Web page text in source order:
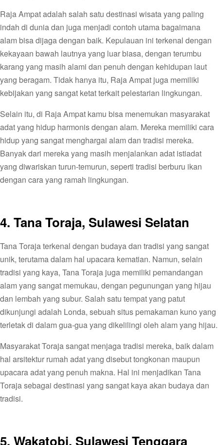
Raja Ampat adalah salah satu destinasi wisata yang paling
indah di dunia dan juga menjadi contoh utama bagaimana
alam bisa dijaga dengan baik. Kepulauan ini terkenal dengan
kekayaan bawah lautnya yang luar biasa, dengan terumbu
karang yang masih alami dan penuh dengan kehidupan laut
yang beragam. Tidak hanya itu, Raja Ampat juga memiliki
kebijakan yang sangat ketat terkait pelestarian lingkungan.
Selain itu, di Raja Ampat kamu bisa menemukan masyarakat
adat yang hidup harmonis dengan alam. Mereka memiliki cara
hidup yang sangat menghargai alam dan tradisi mereka.
Banyak dari mereka yang masih menjalankan adat istiadat
yang diwariskan turun-temurun, seperti tradisi berburu ikan
dengan cara yang ramah lingkungan.
4. Tana Toraja, Sulawesi Selatan
Tana Toraja terkenal dengan budaya dan tradisi yang sangat
unik, terutama dalam hal upacara kematian. Namun, selain
tradisi yang kaya, Tana Toraja juga memiliki pemandangan
alam yang sangat memukau, dengan pegunungan yang hijau
dan lembah yang subur. Salah satu tempat yang patut
dikunjungi adalah Londa, sebuah situs pemakaman kuno yang
terletak di dalam gua-gua yang dikelilingi oleh alam yang hijau.
Masyarakat Toraja sangat menjaga tradisi mereka, baik dalam
hal arsitektur rumah adat yang disebut tongkonan maupun
upacara adat yang penuh makna. Hal ini menjadikan Tana
Toraja sebagai destinasi yang sangat kaya akan budaya dan
tradisi.
5. Wakatobi, Sulawesi Tenggara